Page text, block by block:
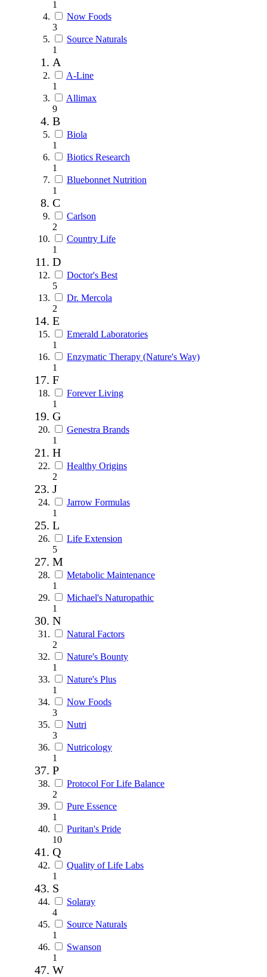
1
Now Foods
3
Source Naturals
1
A
A-Line
1
Allimax
9
B
Biola
1
Biotics Research
1
Bluebonnet Nutrition
1
C
Carlson
2
Country Life
1
D
Doctor's Best
5
Dr. Mercola
2
E
Emerald Laboratories
1
Enzymatic Therapy (Nature's Way)
1
F
Forever Living
1
G
Genestra Brands
1
H
Healthy Origins
2
J
Jarrow Formulas
1
L
Life Extension
5
M
Metabolic Maintenance
1
Michael's Naturopathic
1
N
Natural Factors
2
Nature's Bounty
1
Nature's Plus
1
Now Foods
3
Nutri
3
Nutricology
1
P
Protocol For Life Balance
2
Pure Essence
1
Puritan's Pride
10
Q
Quality of Life Labs
1
S
Solaray
4
Source Naturals
1
Swanson
1
W